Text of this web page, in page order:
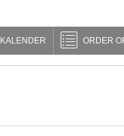
KALENDER ORDER